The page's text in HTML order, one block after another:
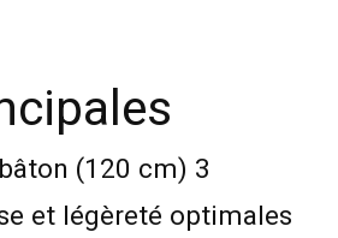
(120 cm) 3
et légèreté optimales